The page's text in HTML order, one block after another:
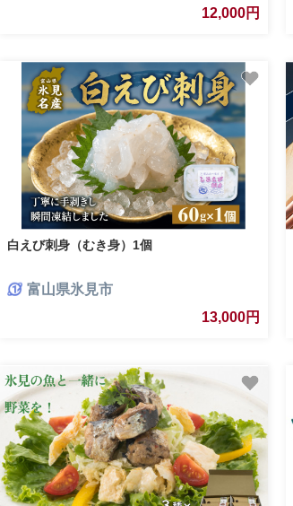
12,000円
白えび刺身（むき身）1個
富山県氷見市
13,000円